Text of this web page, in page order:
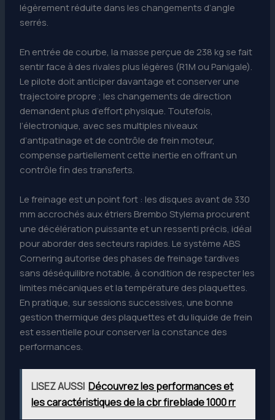
légèrement réduite dans les changements d’angle
serrés.
En entrée de courbe, la masse perçue de 238 kg se fait
sentir face à des rivales plus légères (R1M ou Panigale).
Le pilote doit anticiper davantage et conserver une
trajectoire propre ; les changements de direction
demandent plus d’effort physique. Toutefois,
l’électronique, avec ses multiples niveaux
d’antipatinage et de contrôle de frein moteur,
compense partiellement cette inertie en offrant un
contrôle fin des transferts.
Le freinage est un point fort : les disques avant de 330
mm accrochés aux étriers Brembo Stylema procurent
une décélération puissante et un ressenti précis, idéal
pour aborder des secteurs rapides. Le système ABS
Cornering autorise des phases de freinage tardives
sans déséquilibre notable, à condition de respecter les
limites mécaniques et la température des plaquettes.
En pratique, sur sessions successives, une bonne
gestion thermique des plaquettes et du liquide de frein
est essentielle pour conserver la constance des
performances.
LISEZ AUSSI Découvrez les performances et
les caractéristiques de la cbr fireblade 1000 rr